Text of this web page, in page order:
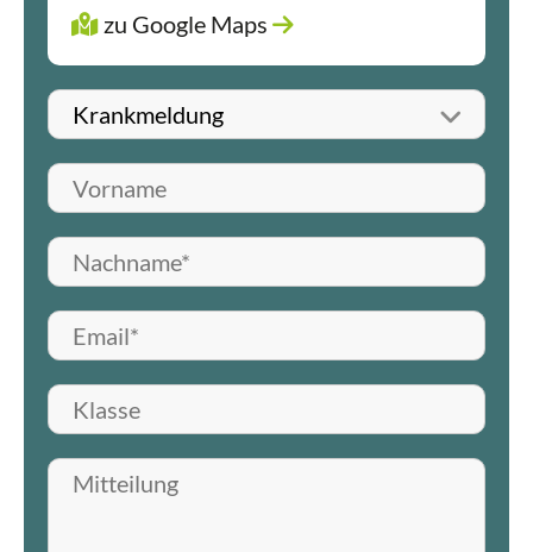
zu Google Maps
Betreff wählen
Vorname
Nachname*
E-Mail*
Klasse
Mitteilung hinterlassen